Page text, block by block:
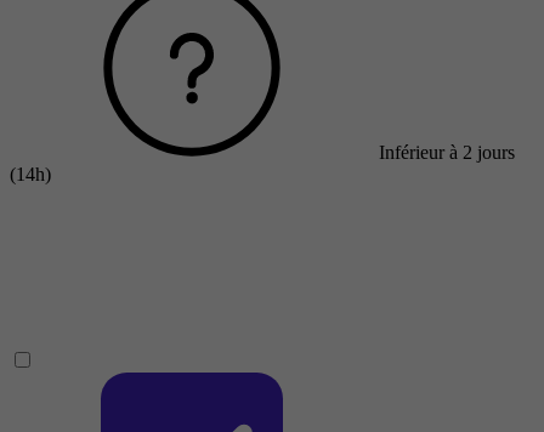
Inférieur à 2 jours
(14h)